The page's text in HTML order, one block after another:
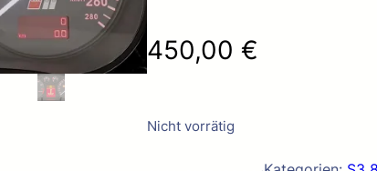
450,00 €
Nicht vorrätig